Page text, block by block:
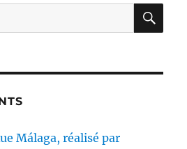
Junior,
réalisé
par
Málaga, réalisé par